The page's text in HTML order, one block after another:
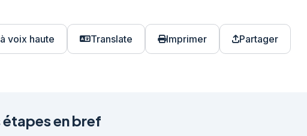
voix haute Translate Imprimer Partager
étapes en bref